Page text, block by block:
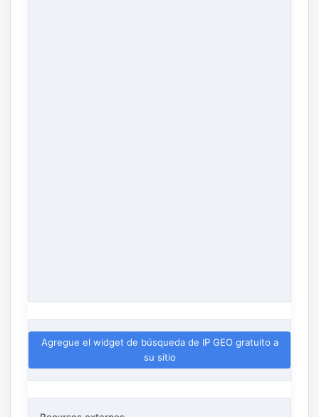
Agregue el widget de búsqueda de IP GEO gratuito a
su sitio